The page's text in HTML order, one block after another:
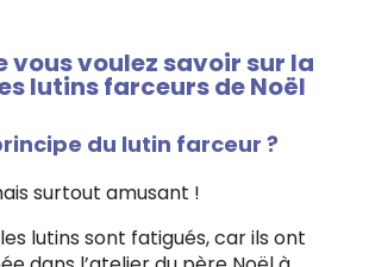
vous voulez savoir sur la
lutins farceurs de Noël
du lutin farceur ?
surtout amusant !
lutins sont fatigués, car ils ont